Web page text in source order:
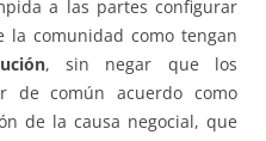
a las partes configurar
la comunidad como tengan
, sin negar que los
de común acuerdo como
de la causa negocial, que